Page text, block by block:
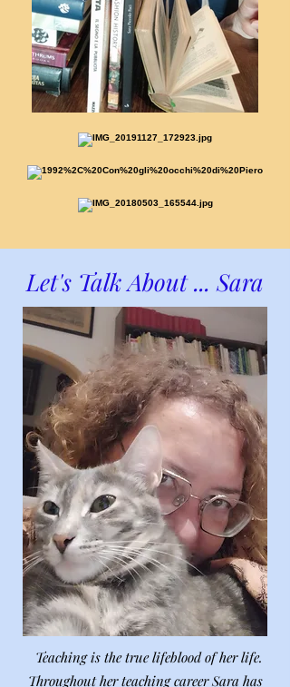
Let's Talk About ... Sara
Teaching is the true lifeblood of her life.
Throughout her teaching career Sara has